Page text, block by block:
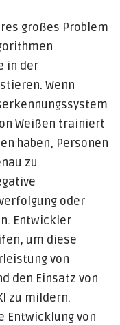
großes Problem
in der
Wenn
Weißen trainiert
haben, Personen
zu
oder
Entwickler
um diese
von
den Einsatz von
zu mildern.
Entwicklung von